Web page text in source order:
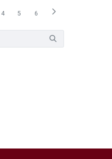
Página
4 Página
5 Página
6